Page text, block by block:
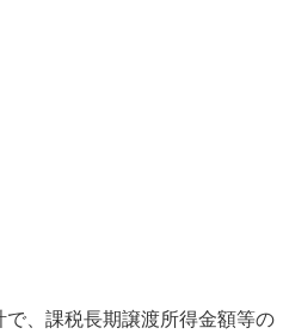
、課税長期譲渡所得金額等の